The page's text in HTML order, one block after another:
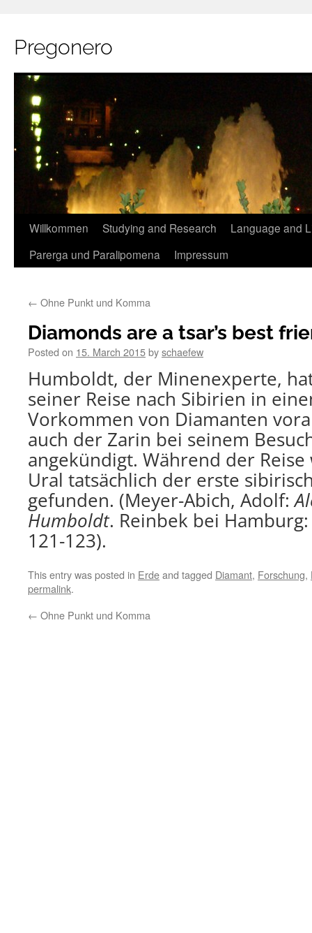
Pregonero
Skip
Willkommen Studying and Research
Language and
Parerga und Paralipomena
Impressum
← Ohne Punkt und Komma
Diamonds are a tsar’s best
Posted on 15. March 2015byschaefew
Humboldt, der Minenexperte,
seiner Reise nach Sibirien in
Vorkommen von Diamanten
auch der Zarin bei seinem
angekündigt. Während der
Ural tatsächlich der erste
gefunden. (Meyer-Abich, Adolf:
Humboldt. Reinbek bei
121-123).
This entry was posted in Erdeand tagged Diamant, Forschung,
permalink.
← Ohne Punkt und Komma